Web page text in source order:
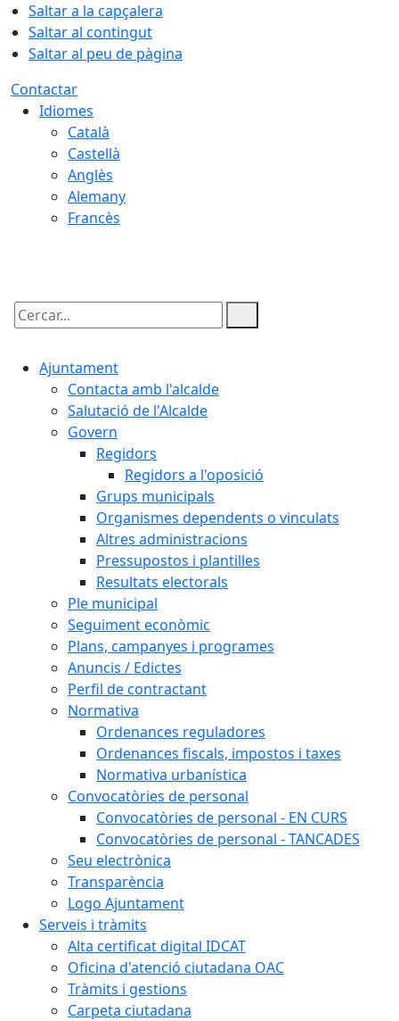
Saltar a la capçalera
Saltar al contingut
Saltar al peu de pàgina
Contactar
Idiomes
Català
Castellà
Anglès
Alemany
Francès
Cercar:
Ajuntament
Contacta amb l'alcalde
Salutació de l'Alcalde
Govern
Regidors
Regidors a l'oposició
Grups municipals
Organismes dependents o vinculats
Altres administracions
Pressupostos i plantilles
Resultats electorals
Ple municipal
Seguiment econòmic
Plans, campanyes i programes
Anuncis / Edictes
Perfil de contractant
Normativa
Ordenances reguladores
Ordenances fiscals, impostos i taxes
Normativa urbanística
Convocatòries de personal
Convocatòries de personal - EN CURS
Convocatòries de personal - TANCADES
Seu electrònica
Transparència
Logo Ajuntament
Serveis i tràmits
Alta certificat digital IDCAT
Oficina d'atenció ciutadana OAC
Tràmits i gestions
Carpeta ciutadana